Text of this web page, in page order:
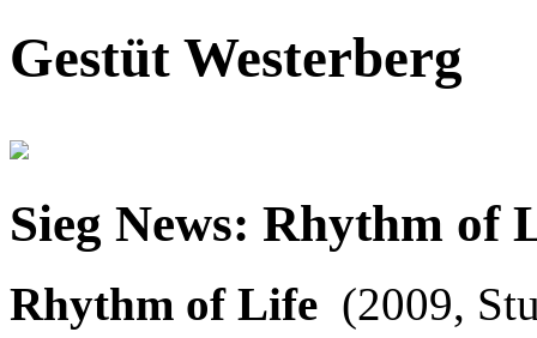
Gestüt Westerberg
Sieg News: Rhythm of
Rhythm of Life (2009,